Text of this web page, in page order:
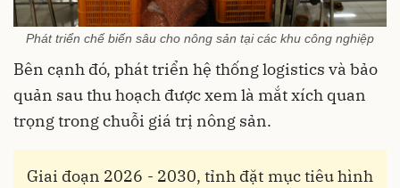
Phát triển chế biến sâu cho nông sản tại các khu công nghiệp
Bên cạnh đó, phát triển hệ thống logistics và bảo
quản sau thu hoạch được xem là mắt xích quan
trọng trong chuỗi giá trị nông sản.
Giai đoạn 2026 - 2030, tỉnh đặt mục tiêu hình